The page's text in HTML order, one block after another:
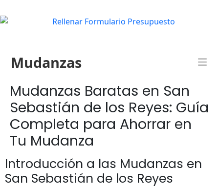
Mudanzas
Mudanzas Baratas en San
Sebastián de los Reyes: Guía
Completa para Ahorrar en
Tu Mudanza
Introducción a las Mudanzas en
San Sebastián de los Reyes